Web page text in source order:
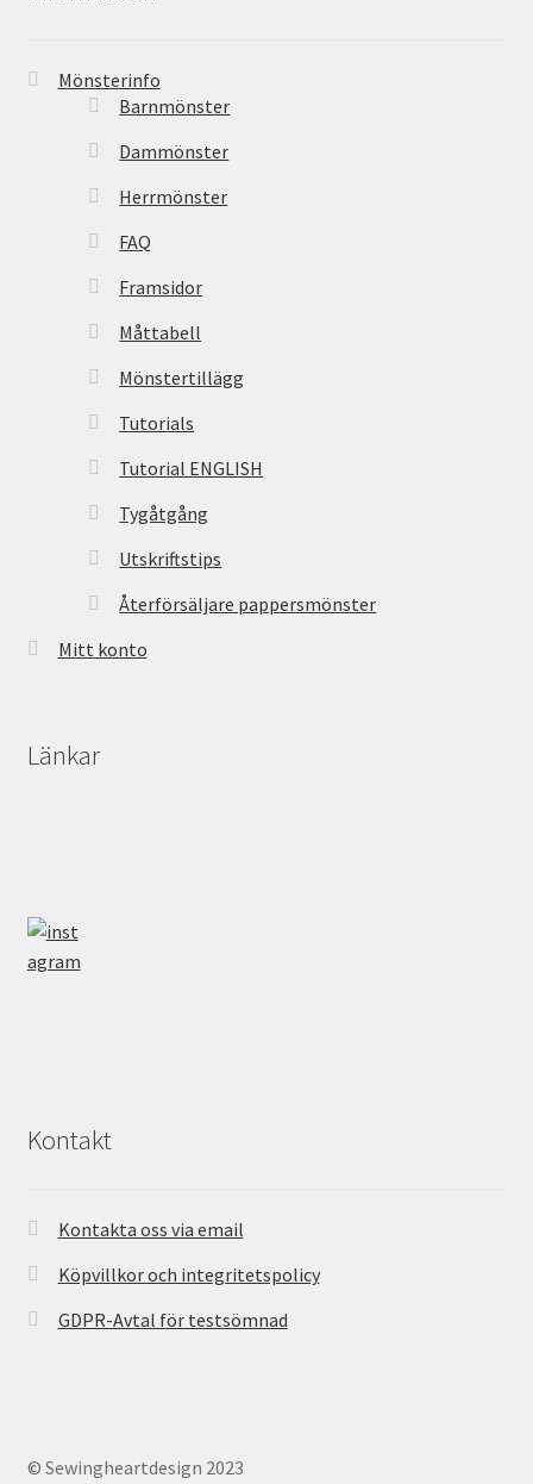
Mönsterinfo
Barnmönster
Dammönster
Herrmönster
FAQ
Framsidor
Måttabell
Mönstertillägg
Tutorials
Tutorial ENGLISH
Tygåtgång
Utskriftstips
Återförsäljare pappersmönster
Mitt konto
Länkar
Kontakt
Kontakta oss via email
Köpvillkor och integritetspolicy
GDPR-Avtal för testsömnad
© Sewingheartdesign 2023